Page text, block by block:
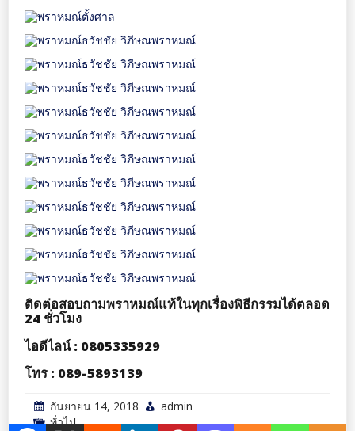
ติดต่อสอบถามพราหมณ์แท้ในทุกเรื่องพิธีกรรมได้ตลอด
24 ชั่วโมง
ไอดีไลน์ : 0805335929
โทร : 089-5893139
กันยายน 14, 2018
admin
ทั่วไป